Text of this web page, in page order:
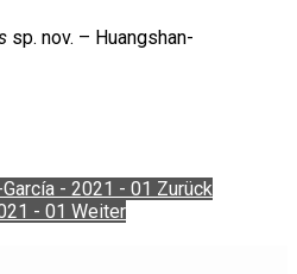
sp. nov. – Huangshan-
- 2021 - 01 Zurück
- 01 Weiter